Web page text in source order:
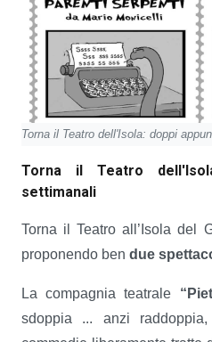
Torna il Teatro dell'Isola: doppi
Torna il Teatro
settimanali
Torna il Teatro all’Isola del
proponendo ben due
La compagnia teatrale
sdoppia ... anzi